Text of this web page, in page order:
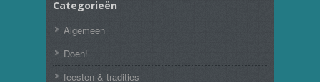
Categorieën
Algemeen
Doen!
feesten & tradities